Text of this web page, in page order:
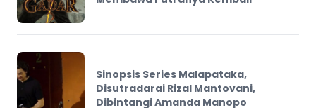
Sinopsis Series Malapataka,
Disutradarai Rizal Mantovani,
Dibintangi Amanda Manopo